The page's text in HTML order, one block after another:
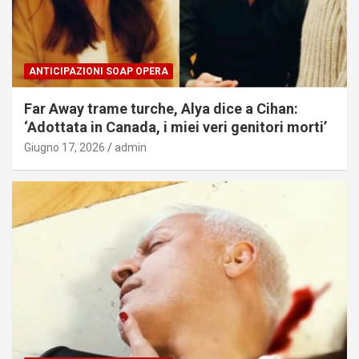
ANTICIPAZIONI SOAP OPERA
Far Away trame turche, Alya dice a Cihan:
‘Adottata in Canada, i miei veri genitori morti’
Giugno 17, 2026 admin